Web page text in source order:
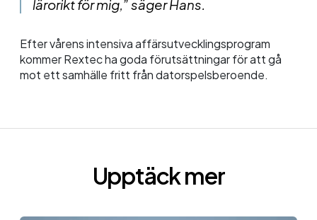
lärorikt för mig,” säger Hans.
Efter vårens intensiva affärsutvecklingsprogram
kommer Rextec ha goda förutsättningar för att gå
mot ett samhälle fritt från datorspelsberoende.
Upptäck mer